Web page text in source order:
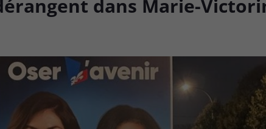
dans Marie-